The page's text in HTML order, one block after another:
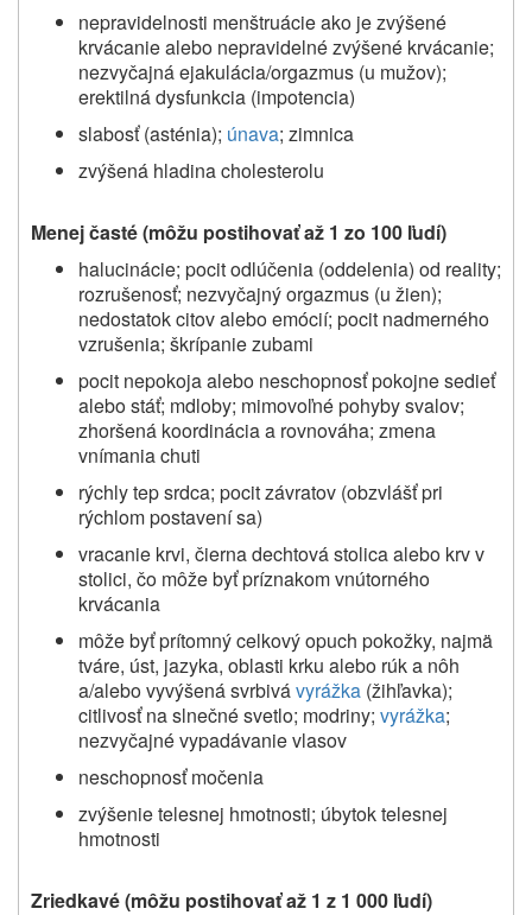
nepravidelnosti menštruácie ako je zvýšené
krvácanie alebo nepravidelné zvýšené krvácanie;
nezvyčajná ejakulácia/orgazmus (u mužov);
erektilná dysfunkcia (impotencia)
slabosť (asténia); únava; zimnica
zvýšená hladina cholesterolu
Menej časté (môžu postihovať až 1 zo 100 ľudí)
halucinácie; pocit odlúčenia (oddelenia) od reality;
rozrušenosť; nezvyčajný orgazmus (u žien);
nedostatok citov alebo emócií; pocit nadmerného
vzrušenia; škrípanie zubami
pocit nepokoja alebo neschopnosť pokojne sedieť
alebo stáť; mdloby; mimovoľné pohyby svalov;
zhoršená koordinácia a rovnováha; zmena
vnímania chuti
rýchly tep srdca; pocit závratov (obzvlášť pri
rýchlom postavení sa)
vracanie krvi, čierna dechtová stolica alebo krv v
stolici, čo môže byť príznakom vnútorného
krvácania
môže byť prítomný celkový opuch pokožky, najmä
tváre, úst, jazyka, oblasti krku alebo rúk a nôh
a/alebo vyvýšená svrbivávyrážka (žihľavka);
citlivosť na slnečné svetlo; modriny; vyrážka;
nezvyčajné vypadávanie vlasov
neschopnosť močenia
zvýšenie telesnej hmotnosti; úbytok telesnej
hmotnosti
Zriedkavé (môžu postihovať až 1 z 1 000 ľudí)